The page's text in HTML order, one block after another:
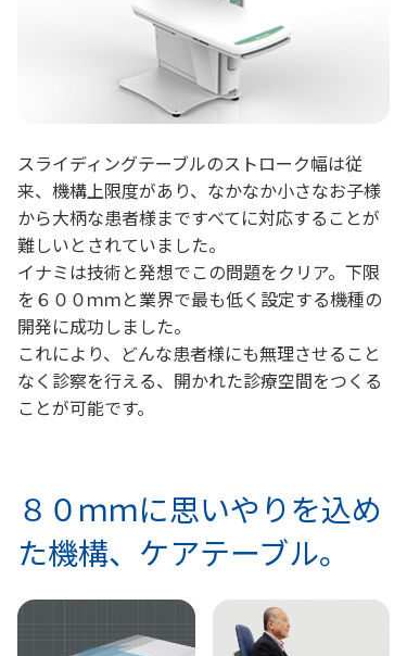
スライディングテーブルのストローク幅は従
来、機構上限度があり、なかなか小さなお子様
から大柄な患者様まですべてに対応することが
難しいとされていました。
イナミは技術と発想でこの問題をクリア。下限
を６００ｍｍと業界で最も低く設定する機種の
開発に成功しました。
これにより、どんな患者様にも無理させること
なく診察を行える、開かれた診療空間をつくる
ことが可能です。
８０ｍｍに思いやりを込め
た機構、ケアテーブル。